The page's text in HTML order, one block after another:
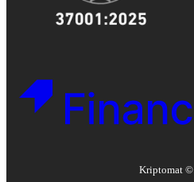
Kriptomat ©